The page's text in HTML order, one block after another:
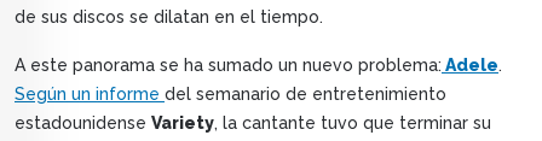
de sus discos se dilatan en el tiempo.
A este panorama se ha sumado un nuevo problema: Adele.
Según un informe del semanario de entretenimiento
estadounidense Variety, la cantante tuvo que terminar su